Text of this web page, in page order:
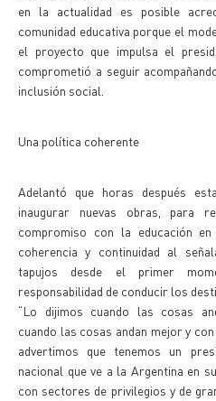
en la actualidad es posible
comunidad educativa porque el
el proyecto que impulsa el
comprometió a seguir
inclusión social.
Una política coherente
Adelantó que horas después
inaugurar nuevas obras, para
compromiso con la educación
coherencia y continuidad al
tapujos desde el primer
responsabilidad de conducir los
“Lo dijimos cuando las cosas
cuando las cosas andan mejor y
advertimos que tenemos un
nacional que ve a la Argentina en
con sectores de privilegios y de